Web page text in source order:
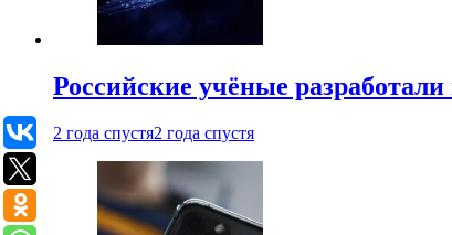
Российские учёные
2 года спустя2 года спустя